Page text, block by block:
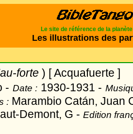
Le site de référence de la planète
Les illustrations des
forte ) [Acquafuerte ]
- Date : 1930-1931 -
: Marambio Catán, Juan
Demont, G - Edition